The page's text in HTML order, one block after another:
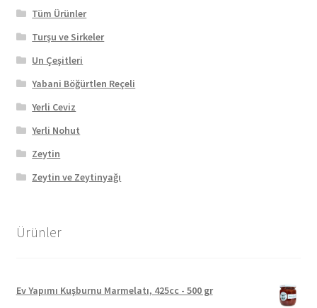
Tüm Ürünler
Turşu ve Sirkeler
Un Çeşitleri
Yabani Böğürtlen Reçeli
Yerli Ceviz
Yerli Nohut
Zeytin
Zeytin ve Zeytinyağı
Ürünler
Ev Yapımı Kuşburnu Marmelatı, 425cc - 500 gr